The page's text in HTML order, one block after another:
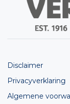
Disclaimer
Privacyverklaring
Algemene